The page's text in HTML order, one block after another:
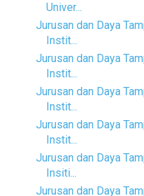
Univer...
Jurusan dan Daya
Instit...
Jurusan dan Daya
Instit...
Jurusan dan Daya
Instit...
Jurusan dan Daya
Instit...
Jurusan dan Daya
Insiti...
Jurusan dan Daya